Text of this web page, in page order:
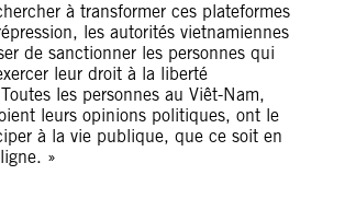
à transformer ces plateformes
les autorités vietnamiennes
de sanctionner les personnes qui
leur droit à la liberté
les personnes au Viêt-Nam,
leurs opinions politiques, ont le
à la vie publique, que ce soit en
»